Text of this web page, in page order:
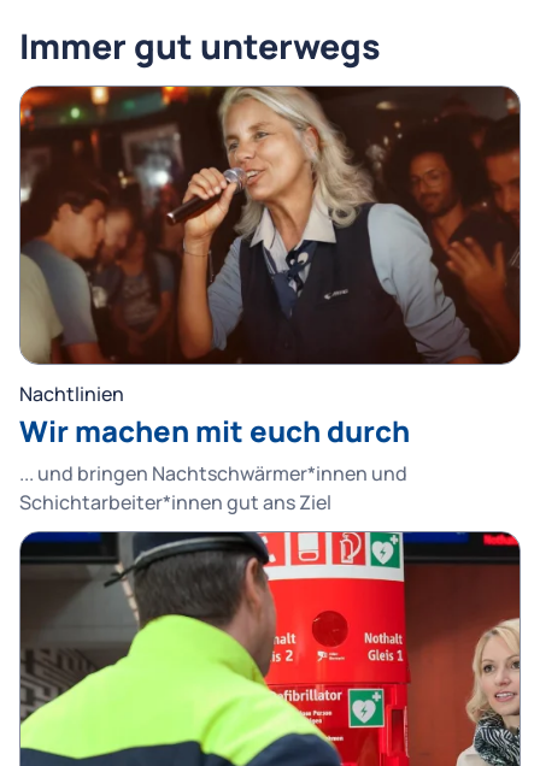
Immer gut unterwegs
Nachtlinien
Wir machen mit euch durch
... und bringen Nachtschwärmer*innen und
Schichtarbeiter*innen gut ans Ziel